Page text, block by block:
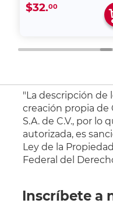
$32.00
"La descripción de
creación propia
S.A. de C.V., por lo
autorizada, es
Ley de la
Federal del
Inscríbete a